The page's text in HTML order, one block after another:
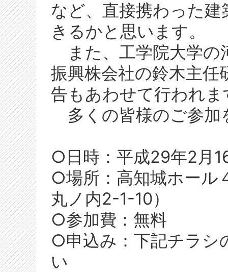
など、直接携わった
きるかと思います。
また、工学院大学の
振興株会社の鈴木主任
告もあわせて行われま
多くの皆様のご参加
○日時：平成29年2月
○場所：高知城ホー
丸ノ内2-1-10）
○参加費：無料
○申込み：下記チラシ
い